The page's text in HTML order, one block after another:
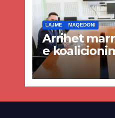
LAJME MAQEDONI
Arrihet
e
parim mes
dhe